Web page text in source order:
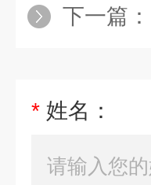
下一篇：
* 姓名：